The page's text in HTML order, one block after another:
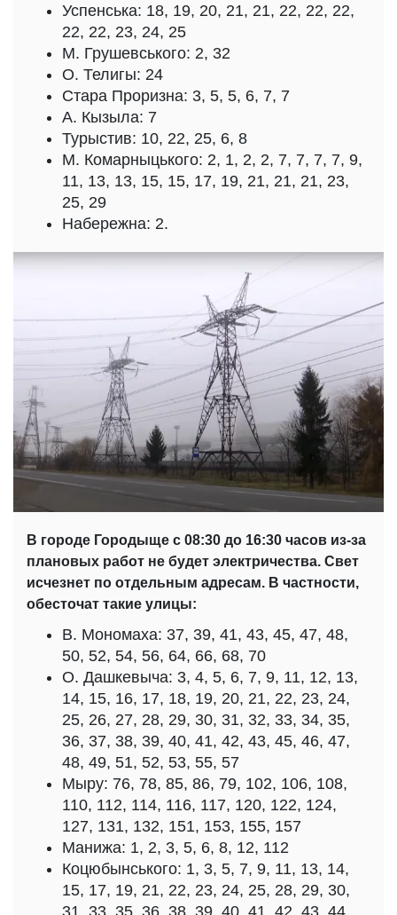
Успенська: 18, 19, 20, 21, 21, 22, 22, 22,
22, 22, 23, 24, 25
М. Грушевського: 2, 32
О. Телигы: 24
Стара Проризна: 3, 5, 5, 6, 7, 7
А. Кызыла: 7
Турыстив: 10, 22, 25, 6, 8
М. Комарныцького: 2, 1, 2, 2, 7, 7, 7, 7, 9,
11, 13, 13, 15, 15, 17, 19, 21, 21, 21, 23,
25, 29
Набережна: 2.
В городе Городыще с 08:30 до 16:30 часов из-за
плановых работ не будет электричества. Свет
исчезнет по отдельным адресам. В частности,
обесточат такие улицы:
В. Мономаха: 37, 39, 41, 43, 45, 47, 48,
50, 52, 54, 56, 64, 66, 68, 70
О. Дашкевыча: 3, 4, 5, 6, 7, 9, 11, 12, 13,
14, 15, 16, 17, 18, 19, 20, 21, 22, 23, 24,
25, 26, 27, 28, 29, 30, 31, 32, 33, 34, 35,
36, 37, 38, 39, 40, 41, 42, 43, 45, 46, 47,
48, 49, 51, 52, 53, 55, 57
Мыру: 76, 78, 85, 86, 79, 102, 106, 108,
110, 112, 114, 116, 117, 120, 122, 124,
127, 131, 132, 151, 153, 155, 157
Манижа: 1, 2, 3, 5, 6, 8, 12, 112
Коцюбынського: 1, 3, 5, 7, 9, 11, 13, 14,
15, 17, 19, 21, 22, 23, 24, 25, 28, 29, 30,